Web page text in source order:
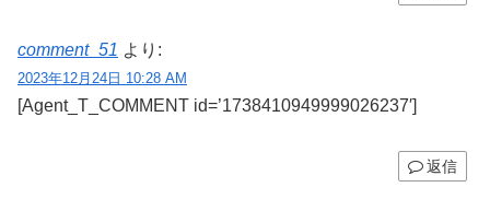
comment_51 より:
2023年12月24日 10:28 AM
[Agent_T_COMMENT id=’1738410949999026237′]
返信